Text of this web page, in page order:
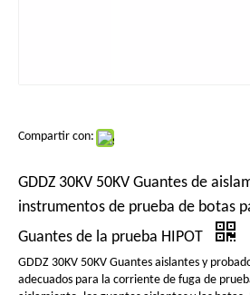
Compartir con:
GDDZ 30KV 50KV Guantes de
instrumentos de prueba de botas
Guantes de la prueba HIPOT
GDDZ 30KV 50KV Guantes aislantes y
adecuados para la corriente de fuga de